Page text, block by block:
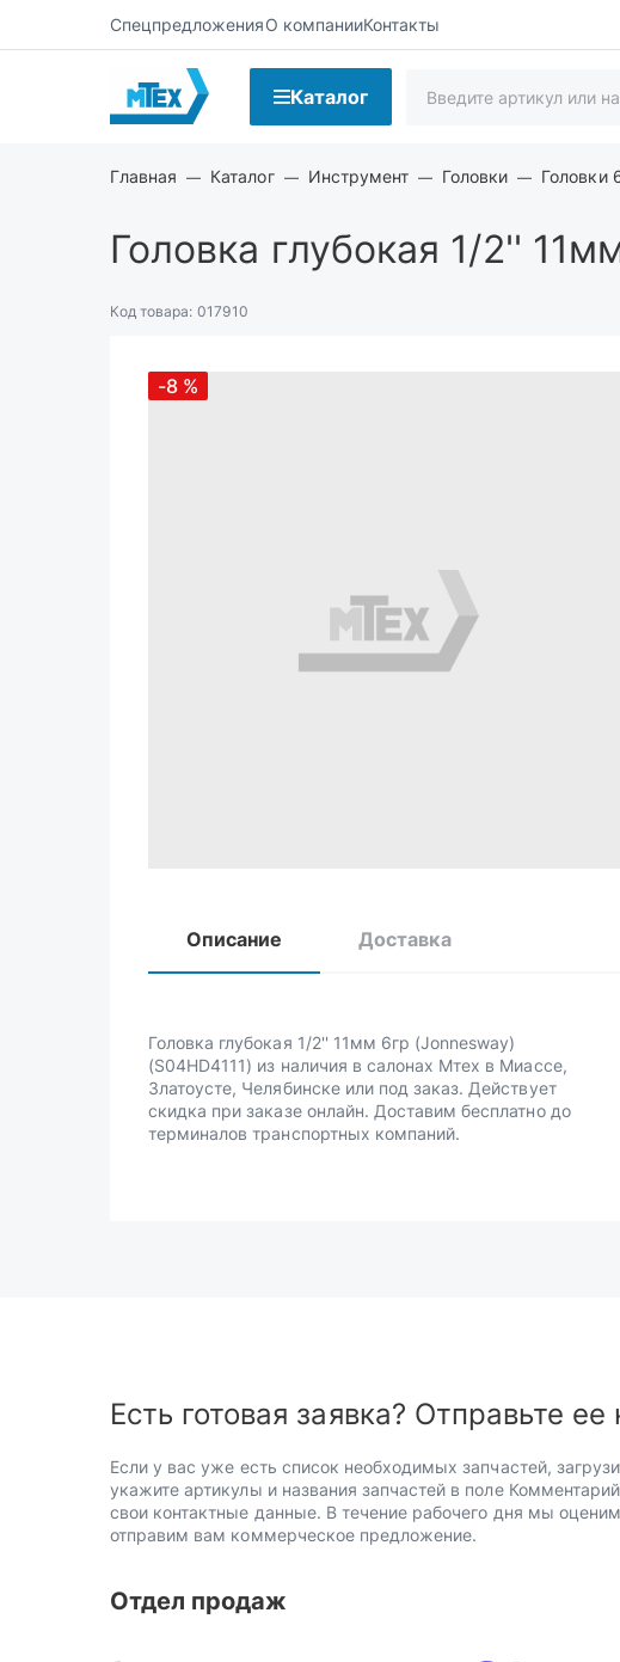
СпецпредложенияО компанииКонтакты
Каталог
Главная Каталог Инструмент Головки Головки
Головка глубокая 1/2''
Код товара: 017910
-8 %
Описание Доставка
Головка глубокая 1/2'' 11мм 6гр (Jonnesway)
(S04HD4111) из наличия в салонах Мтех в Миассе,
Златоусте, Челябинске или под заказ. Действует
скидка при заказе онлайн. Доставим бесплатно до
терминалов транспортных компаний.
Есть готовая заявка? Отправьте ее
Если у вас уже есть список необходимых запчастей,
укажите артикулы и названия запчастей в поле
свои контактные данные. В течение рабочего дня мы
отправим вам коммерческое предложение.
Отдел продаж